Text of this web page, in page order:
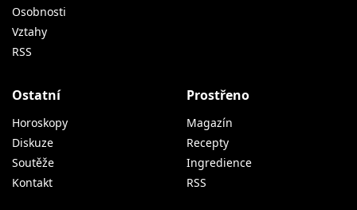
Osobnosti
Vztahy
RSS
Ostatní
Horoskopy
Diskuze
Soutěže
Kontakt
Prostřeno
Magazín
Recepty
Ingredience
RSS